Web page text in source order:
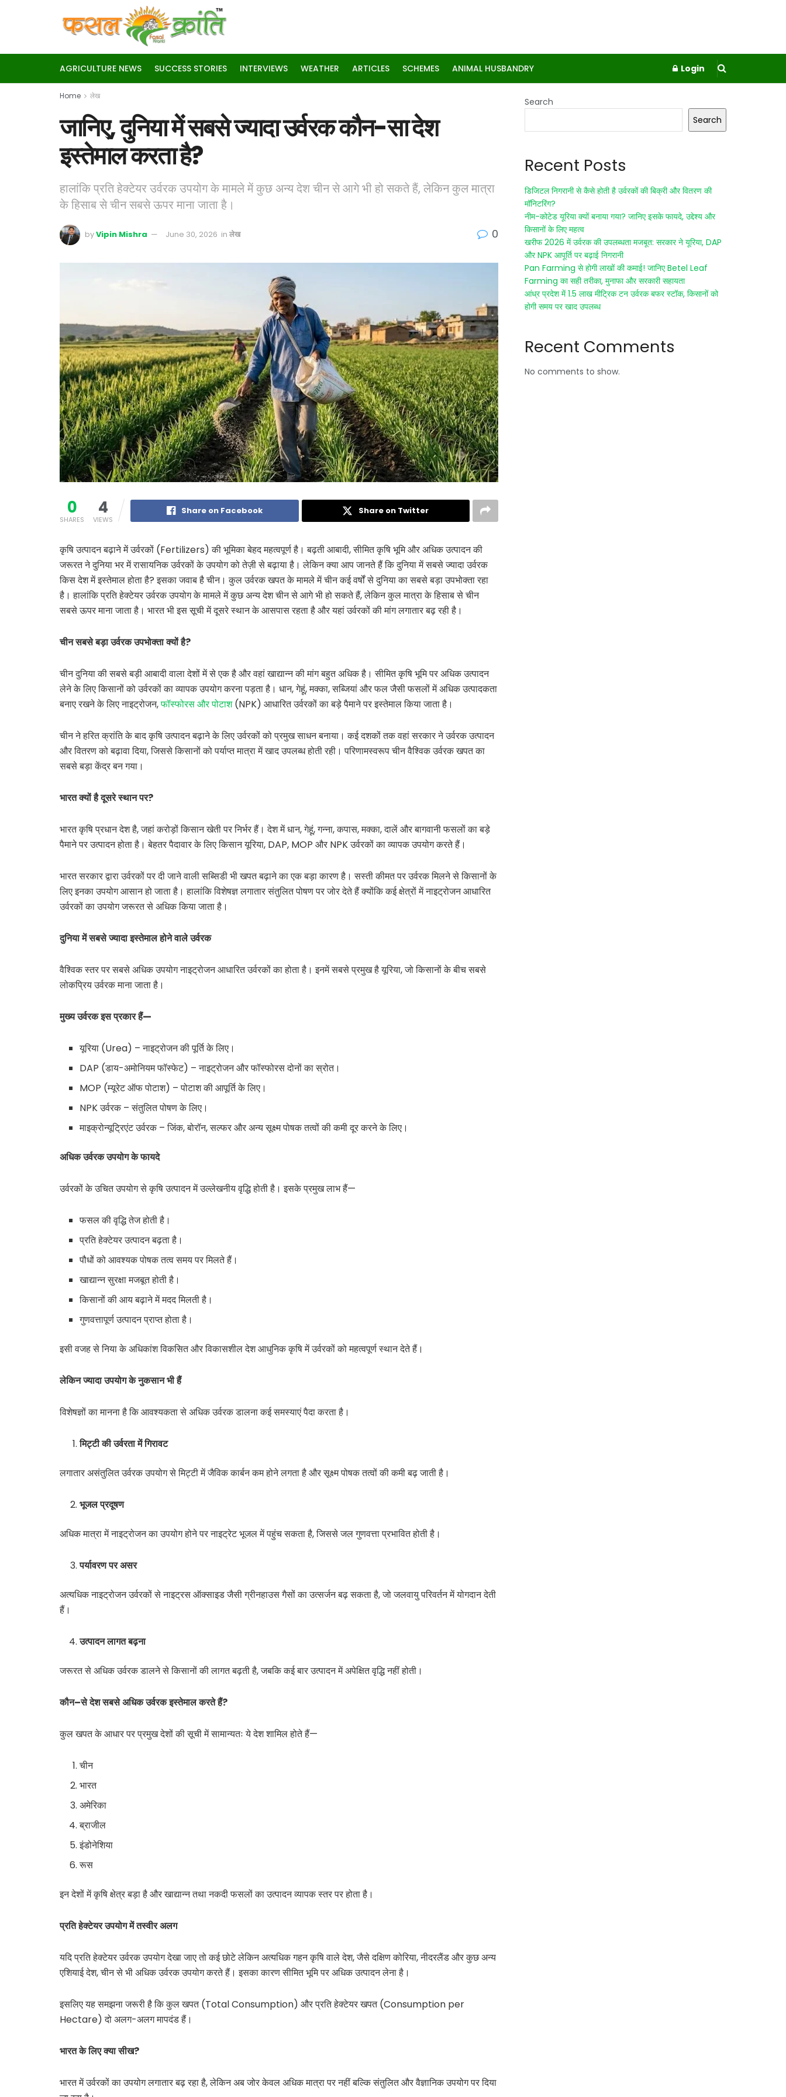
AGRICULTURE NEWS SUCCESS STORIES INTERVIEWS WEATHER ARTICLES SCHEMES ANIMAL HUSBANDRY Login
Home लेख
जानिए, दुनिया में सबसे ज्यादा उर्वरक कौन-सा देश
इस्तेमाल करता है?
हालांकि प्रति हेक्टेयर उर्वरक उपयोग के मामले में कुछ अन्य देश चीन से आगे भी हो सकते हैं, लेकिन कुल मात्रा
के हिसाब से चीन सबसे ऊपर माना जाता है।
byVipin Mishra June 30, 2026 in लेख 0
0
SHARES
4
VIEWS
Share on Facebook Share on Twitter
कृषि उत्पादन बढ़ाने में उर्वरकों (Fertilizers) की भूमिका बेहद महत्वपूर्ण है। बढ़ती आबादी, सीमित कृषि भूमि और अधिक उत्पादन की
जरूरत ने दुनिया भर में रासायनिक उर्वरकों के उपयोग को तेज़ी से बढ़ाया है। लेकिन क्या आप जानते हैं कि दुनिया में सबसे ज्यादा उर्वरक
किस देश में इस्तेमाल होता है? इसका जवाब है चीन। कुल उर्वरक खपत के मामले में चीन कई वर्षों से दुनिया का सबसे बड़ा उपभोक्ता रहा
है। हालांकि प्रति हेक्टेयर उर्वरक उपयोग के मामले में कुछ अन्य देश चीन से आगे भी हो सकते हैं, लेकिन कुल मात्रा के हिसाब से चीन
सबसे ऊपर माना जाता है। भारत भी इस सूची में दूसरे स्थान के आसपास रहता है और यहां उर्वरकों की मांग लगातार बढ़ रही है।
चीनसबसेबड़ाउर्वरकउपभोक्ताक्योंहै?
चीन दुनिया की सबसे बड़ी आबादी वाला देशों में से एक है और वहां खाद्यान्न की मांग बहुत अधिक है। सीमित कृषि भूमि पर अधिक उत्पादन
लेने के लिए किसानों को उर्वरकों का व्यापक उपयोग करना पड़ता है। धान, गेहूं, मक्का, सब्जियां और फल जैसी फसलों में अधिक उत्पादकता
बनाए रखने के लिए नाइट्रोजन,फॉस्फोरस और पोटाश(NPK) आधारित उर्वरकों का बड़े पैमाने पर इस्तेमाल किया जाता है।
चीन ने हरित क्रांति के बाद कृषि उत्पादन बढ़ाने के लिए उर्वरकों को प्रमुख साधन बनाया। कई दशकों तक वहां सरकार ने उर्वरक उत्पादन
और वितरण को बढ़ावा दिया, जिससे किसानों को पर्याप्त मात्रा में खाद उपलब्ध होती रही। परिणामस्वरूप चीन वैश्विक उर्वरक खपत का
सबसे बड़ा केंद्र बन गया।
भारतक्योंहैदूसरेस्थानपर?
भारत कृषि प्रधान देश है, जहां करोड़ों किसान खेती पर निर्भर हैं। देश में धान, गेहूं, गन्ना, कपास, मक्का, दालें और बागवानी फसलों का बड़े
पैमाने पर उत्पादन होता है। बेहतर पैदावार के लिए किसान यूरिया, DAP, MOP और NPK उर्वरकों का व्यापक उपयोग करते हैं।
भारत सरकार द्वारा उर्वरकों पर दी जाने वाली सब्सिडी भी खपत बढ़ाने का एक बड़ा कारण है। सस्ती कीमत पर उर्वरक मिलने से किसानों के
लिए इनका उपयोग आसान हो जाता है। हालांकि विशेषज्ञ लगातार संतुलित पोषण पर जोर देते हैं क्योंकि कई क्षेत्रों में नाइट्रोजन आधारित
उर्वरकों का उपयोग जरूरत से अधिक किया जाता है।
दुनियामेंसबसेज्यादाइस्तेमालहोनेवालेउर्वरक
वैश्विक स्तर पर सबसे अधिक उपयोग नाइट्रोजन आधारित उर्वरकों का होता है। इनमें सबसे प्रमुख है यूरिया, जो किसानों के बीच सबसे
लोकप्रिय उर्वरक माना जाता है।
मुख्यउर्वरकइसप्रकारहैं—
यूरिया (Urea) – नाइट्रोजन की पूर्ति के लिए।
DAP (डाय-अमोनियम फॉस्फेट) – नाइट्रोजन और फॉस्फोरस दोनों का स्रोत।
MOP (म्यूरेट ऑफ पोटाश) – पोटाश की आपूर्ति के लिए।
NPK उर्वरक – संतुलित पोषण के लिए।
माइक्रोन्यूट्रिएंट उर्वरक – जिंक, बोरॉन, सल्फर और अन्य सूक्ष्म पोषक तत्वों की कमी दूर करने के लिए।
अधिकउर्वरकउपयोगकेफायदे
उर्वरकों के उचित उपयोग से कृषि उत्पादन में उल्लेखनीय वृद्धि होती है। इसके प्रमुख लाभ हैं—
फसल की वृद्धि तेज होती है।
प्रति हेक्टेयर उत्पादन बढ़ता है।
पौधों को आवश्यक पोषक तत्व समय पर मिलते हैं।
खाद्यान्न सुरक्षा मजबूत होती है।
किसानों की आय बढ़ाने में मदद मिलती है।
गुणवत्तापूर्ण उत्पादन प्राप्त होता है।
इसी वजह से निया के अधिकांश विकसित और विकासशील देश आधुनिक कृषि में उर्वरकों को महत्वपूर्ण स्थान देते हैं।
लेकिनज्यादाउपयोगकेनुकसानभीहैं
विशेषज्ञों का मानना है कि आवश्यकता से अधिक उर्वरक डालना कई समस्याएं पैदा करता है।
मिट्टीकीउर्वरतामेंगिरावट
लगातार असंतुलित उर्वरक उपयोग से मिट्टी में जैविक कार्बन कम होने लगता है और सूक्ष्म पोषक तत्वों की कमी बढ़ जाती है।
भूजलप्रदूषण
अधिक मात्रा में नाइट्रोजन का उपयोग होने पर नाइट्रेट भूजल में पहुंच सकता है, जिससे जल गुणवत्ता प्रभावित होती है।
पर्यावरणपरअसर
अत्यधिक नाइट्रोजन उर्वरकों से नाइट्रस ऑक्साइड जैसी ग्रीनहाउस गैसों का उत्सर्जन बढ़ सकता है, जो जलवायु परिवर्तन में योगदान देती
हैं।
उत्पादनलागतबढ़ना
जरूरत से अधिक उर्वरक डालने से किसानों की लागत बढ़ती है, जबकि कई बार उत्पादन में अपेक्षित वृद्धि नहीं होती।
कौन–सेदेशसबसेअधिकउर्वरकइस्तेमालकरतेहैं?
कुल खपत के आधार पर प्रमुख देशों की सूची में सामान्यतः ये देश शामिल होते हैं—
चीन
भारत
अमेरिका
ब्राजील
इंडोनेशिया
रूस
इन देशों में कृषि क्षेत्र बड़ा है और खाद्यान्न तथा नकदी फसलों का उत्पादन व्यापक स्तर पर होता है।
प्रतिहेक्टेयरउपयोगमेंतस्वीरअलग
यदि प्रति हेक्टेयर उर्वरक उपयोग देखा जाए तो कई छोटे लेकिन अत्यधिक गहन कृषि वाले देश, जैसे दक्षिण कोरिया, नीदरलैंड और कुछ अन्य
एशियाई देश, चीन से भी अधिक उर्वरक उपयोग करते हैं। इसका कारण सीमित भूमि पर अधिक उत्पादन लेना है।
इसलिए यह समझना जरूरी है कि कुल खपत (Total Consumption) और प्रति हेक्टेयर खपत (Consumption per
Hectare) दो अलग-अलग मापदंड हैं।
भारतकेलिएक्यासीख?
भारत में उर्वरकों का उपयोग लगातार बढ़ रहा है, लेकिन अब जोर केवल अधिक मात्रा पर नहीं बल्कि संतुलित और वैज्ञानिक उपयोग पर दिया
Search
Search
Recent Posts
डिजिटल निगरानी से कैसे होती है उर्वरकों की बिक्री और वितरण की
मॉनिटरिंग?
नीम-कोटेड यूरिया क्यों बनाया गया? जानिए इसके फायदे, उद्देश्य और
किसानों के लिए महत्व
खरीफ 2026 में उर्वरक की उपलब्धता मजबूत: सरकार ने यूरिया, DAP
और NPK आपूर्ति पर बढ़ाई निगरानी
Pan Farming से होगी लाखों की कमाई! जानिए Betel Leaf
Farming का सही तरीका, मुनाफा और सरकारी सहायता
आंध्र प्रदेश में 1.5 लाख मीट्रिक टन उर्वरक बफर स्टॉक, किसानों को
होगी समय पर खाद उपलब्ध
Recent Comments
No comments to show.